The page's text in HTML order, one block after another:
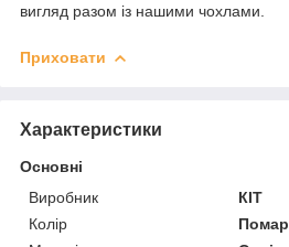
вигляд разом із нашими чохлами.
Приховати
Характеристики
Основні
Виробник
КІТ
Колір